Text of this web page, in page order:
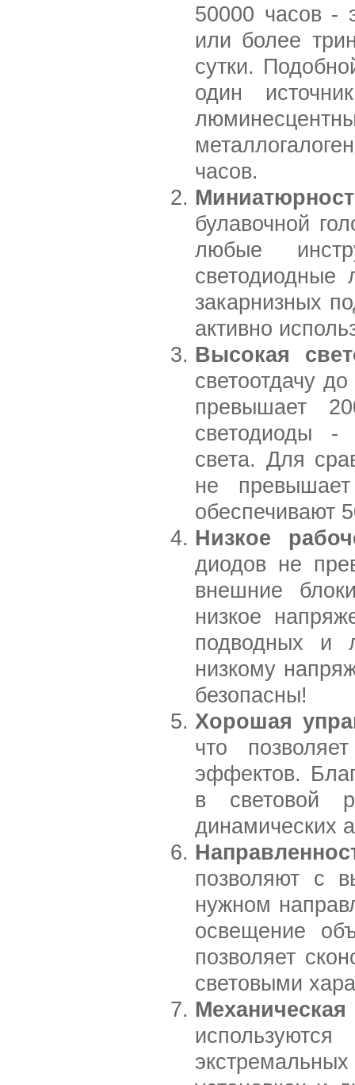
50000 часов -
или более
сутки.
один
часов.
булавочной
любые
светодиодные
закарнизных
активно
Высокая
светоотдачу
превышает
светодиоды -
света. Для
не
обеспечивают
Низкое
диодов не
внешние
низкое
подводных и
низкому
безопасны!
Хорошая
что
эффектов.
в световой
динамических
позволяют с
нужном
освещение
позволяет
световыми